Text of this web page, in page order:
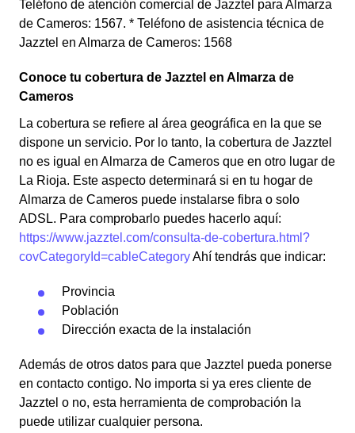
Teléfono de atención comercial de Jazztel para Almarza
de Cameros: 1567. * Teléfono de asistencia técnica de
Jazztel en Almarza de Cameros: 1568
Conoce tu cobertura de Jazztel en Almarza de
Cameros
La cobertura se refiere al área geográfica en la que se
dispone un servicio. Por lo tanto, la cobertura de Jazztel
no es igual en Almarza de Cameros que en otro lugar de
La Rioja. Este aspecto determinará si en tu hogar de
Almarza de Cameros puede instalarse fibra o solo
ADSL. Para comprobarlo puedes hacerlo aquí:
https://www.jazztel.com/consulta-de-cobertura.html?
covCategoryId=cableCategoryAhí tendrás que indicar:
Provincia
Población
Dirección exacta de la instalación
Además de otros datos para que Jazztel pueda ponerse
en contacto contigo. No importa si ya eres cliente de
Jazztel o no, esta herramienta de comprobación la
puede utilizar cualquier persona.